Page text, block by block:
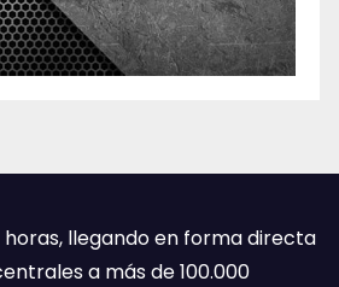
llegando en forma directa
a más de 100.000